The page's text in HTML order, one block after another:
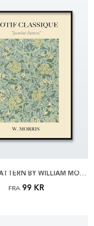
JASMINE PATTERN BY WILLIAM MORRIS PLAKAT
FRA 99 KR